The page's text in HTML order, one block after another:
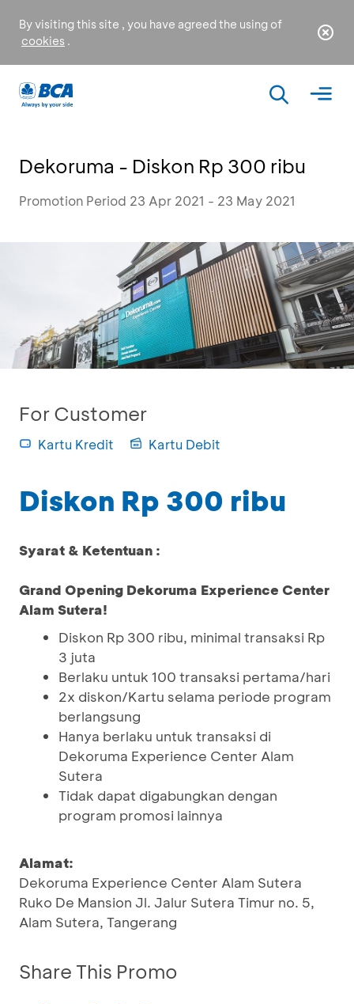
By visiting this site , you have agreed the using of
cookies .
Dekoruma - Diskon Rp 300 ribu
Promotion Period 23 Apr 2021 - 23 May 2021
For Customer
Kartu Kredit Kartu Debit
Diskon Rp 300 ribu
Syarat & Ketentuan :
Grand Opening Dekoruma Experience Center
Alam Sutera!
Diskon Rp 300 ribu, minimal transaksi Rp
3 juta
Berlaku untuk 100 transaksi pertama/hari
2x diskon/Kartu selama periode program
berlangsung
Hanya berlaku untuk transaksi di
Dekoruma Experience Center Alam
Sutera
Tidak dapat digabungkan dengan
program promosi lainnya
Alamat:
Dekoruma Experience Center Alam Sutera
Ruko De Mansion Jl. Jalur Sutera Timur no. 5,
Alam Sutera, Tangerang
Share This Promo